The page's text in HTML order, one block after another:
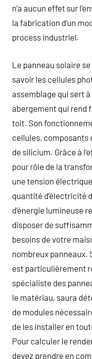
n’a aucun effet sur
la fabrication d’un
process industriel.
Le panneau solaire
savoir les cellules
assemblage qui sert à
abergement qui rend
toit. Son
cellules,
de silicium. Grâce à
pour rôle de la
une tension
quantité d’électricité
d’énergie lumineuse
disposer de
besoins de votre
nombreux panneaux.
est particulièrement
spécialiste des
le matériau, saura
de modules
de les installer en
Pour calculer le
devez prendre en